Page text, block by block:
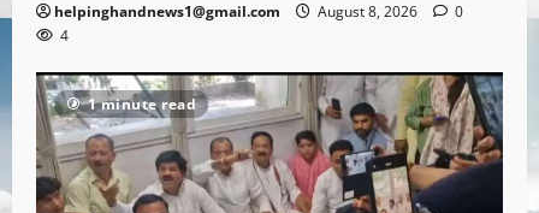
helpinghandnews1@gmail.com August 8, 2026
0
4
1 minute read